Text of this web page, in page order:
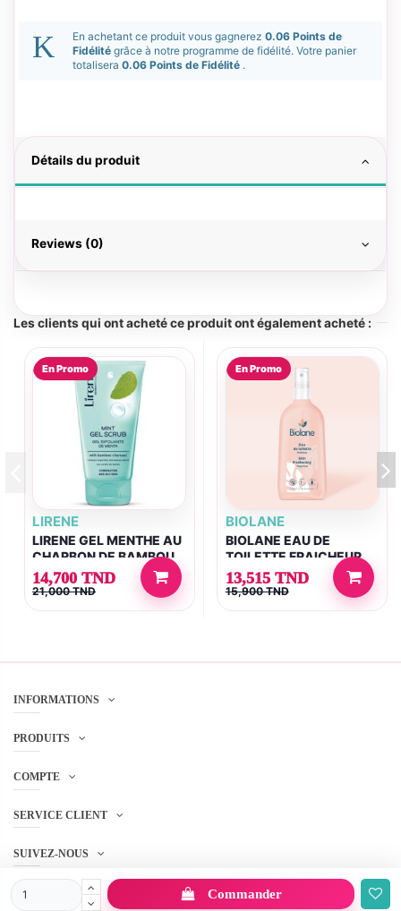
Commander
En achetant ce produit vous gagnerez 0.06 Points de
Fidélité grâce à notre programme de fidélité. Votre panier
totalisera 0.06 Points de Fidélité .
Détails du produit
Reviews (0)
Les clients qui ont acheté ce produit ont également acheté :
En Promo
LIRENE
LIRENE GEL MENTHE AU
CHARBON DE BAMBOU
150ML
14,700 TND
21,000 TND
En Promo
BIOLANE
BIOLANE EAU DE
TOILETTE FRAICHEUR
200ML
13,515 TND
15,900 TND
INFORMATIONS
PRODUITS
COMPTE
SERVICE CLIENT
SUIVEZ-NOUS